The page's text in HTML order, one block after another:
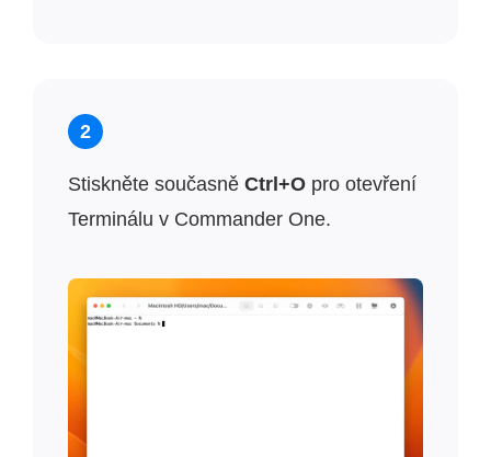
2
Stiskněte současně Ctrl+O pro otevření
Terminálu v Commander One.